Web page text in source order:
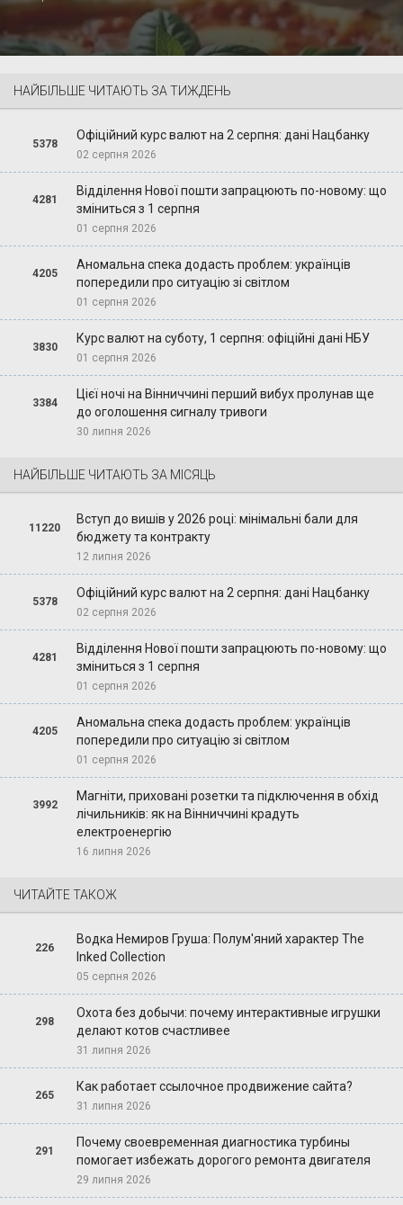
НАЙБІЛЬШЕ ЧИТАЮТЬ ЗА ТИЖДЕНЬ
5378
Офіційний курс валют на 2 серпня: дані Нацбанку
02 серпня 2026
4281
Відділення Нової пошти запрацюють по-новому: що
зміниться з 1 серпня
01 серпня 2026
4205
Аномальна спека додасть проблем: українців
попередили про ситуацію зі світлом
01 серпня 2026
3830
Курс валют на суботу, 1 серпня: офіційні дані НБУ
01 серпня 2026
3384
Цієї ночі на Вінниччині перший вибух пролунав ще
до оголошення сигналу тривоги
30 липня 2026
НАЙБІЛЬШЕ ЧИТАЮТЬ ЗА МІСЯЦЬ
11220
Вступ до вишів у 2026 році: мінімальні бали для
бюджету та контракту
12 липня 2026
5378
Офіційний курс валют на 2 серпня: дані Нацбанку
02 серпня 2026
4281
Відділення Нової пошти запрацюють по-новому: що
зміниться з 1 серпня
01 серпня 2026
4205
Аномальна спека додасть проблем: українців
попередили про ситуацію зі світлом
01 серпня 2026
3992
Магніти, приховані розетки та підключення в обхід
лічильників: як на Вінниччині крадуть
електроенергію
16 липня 2026
ЧИТАЙТЕ ТАКОЖ
226
Водка Немиров Груша: Полум'яний характер The
Inked Collection
05 серпня 2026
298
Охота без добычи: почему интерактивные игрушки
делают котов счастливее
31 липня 2026
265
Как работает ссылочное продвижение сайта?
31 липня 2026
291
Почему своевременная диагностика турбины
помогает избежать дорогого ремонта двигателя
29 липня 2026